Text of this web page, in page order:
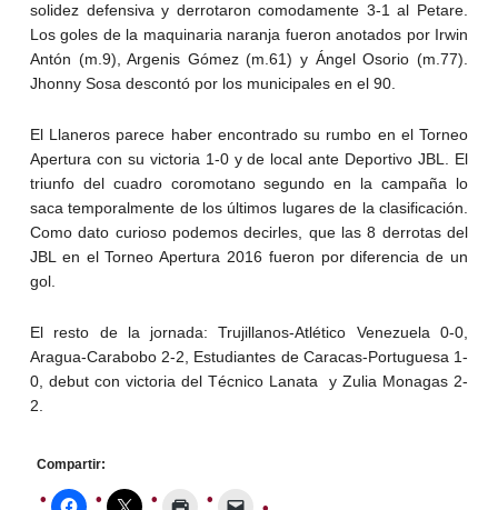
solidez defensiva y derrotaron comodamente 3-1 al Petare.
Los goles de la maquinaria naranja fueron anotados por Irwin
Antón (m.9), Argenis Gómez (m.61) y Ángel Osorio (m.77).
Jhonny Sosa descontó por los municipales en el 90.
El Llaneros parece haber encontrado su rumbo en el Torneo
Apertura con su victoria 1-0 y de local ante Deportivo JBL. El
triunfo del cuadro coromotano segundo en la campaña lo
saca temporalmente de los últimos lugares de la clasificación.
Como dato curioso podemos decirles, que las 8 derrotas del
JBL en el Torneo Apertura 2016 fueron por diferencia de un
gol.
El resto de la jornada: Trujillanos-Atlético Venezuela 0-0,
Aragua-Carabobo 2-2, Estudiantes de Caracas-Portuguesa 1-
0, debut con victoria del Técnico Lanata y Zulia Monagas 2-
2.
Compartir: